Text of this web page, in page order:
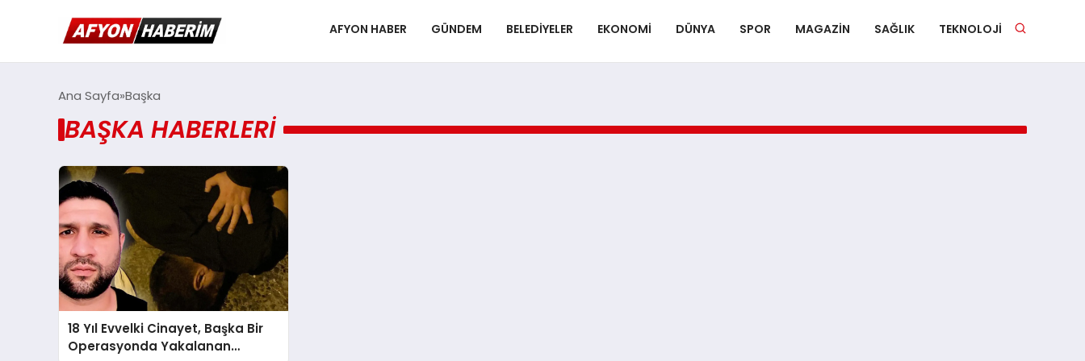
AFYON HABER GÜNDEM BELEDIYELER EKONOMI DÜNYA SPOR MAGAZIN SAĞLIK TEKNOLOJI
Ana Sayfa Başka
BAŞKA HABERLERI
18 Yıl Evvelki Cinayet, Başka Bir
Operasyonda Yakalanan